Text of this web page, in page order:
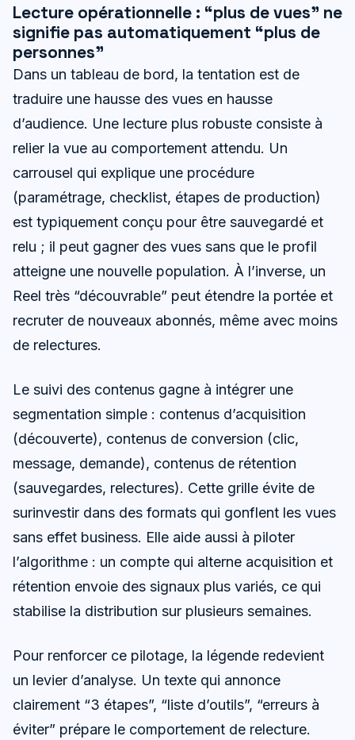
Lecture opérationnelle : “plus de vues” ne
signifie pas automatiquement “plus de
personnes”
Dans un tableau de bord, la tentation est de
traduire une hausse des vues en hausse
d’audience. Une lecture plus robuste consiste à
relier la vue au comportement attendu. Un
carrousel qui explique une procédure
(paramétrage, checklist, étapes de production)
est typiquement conçu pour être sauvegardé et
relu ; il peut gagner des vues sans que le profil
atteigne une nouvelle population. À l’inverse, un
Reel très “découvrable” peut étendre la portée et
recruter de nouveaux abonnés, même avec moins
de relectures.
Le suivi des contenus gagne à intégrer une
segmentation simple : contenus d’acquisition
(découverte), contenus de conversion (clic,
message, demande), contenus de rétention
(sauvegardes, relectures). Cette grille évite de
surinvestir dans des formats qui gonflent les vues
sans effet business. Elle aide aussi à piloter
l’algorithme : un compte qui alterne acquisition et
rétention envoie des signaux plus variés, ce qui
stabilise la distribution sur plusieurs semaines.
Pour renforcer ce pilotage, la légende redevient
un levier d’analyse. Un texte qui annonce
clairement “3 étapes”, “liste d’outils”, “erreurs à
éviter” prépare le comportement de relecture.